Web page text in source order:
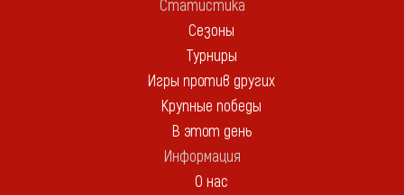
Статистика
Сезоны
Турниры
Игры против других
Крупные победы
В этот день
Информация
О нас